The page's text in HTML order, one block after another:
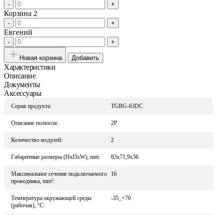
- +
Корзина 2
- +
Евгений
- +
Новая корзина Добавить
Характеристики
Описание
Документы
Аксессуары
Серия продукта: TGBG-63DC
Описание полюсов: 2P
Количество модулей: 2
Габаритные размеры (HxDxW), mm: 83x71,9x36
Максимальное сечение подключаемого
проводника, mm²:
16
Температура окружающей среды
(рабочая), °С:
-35_+70